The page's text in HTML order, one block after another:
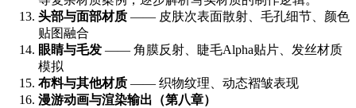
头部与面部材质 —— 皮肤次表面散射、毛孔细节、颜色
贴图融合
眼睛与毛发 —— 角膜反射、睫毛Alpha贴片、发丝材质
模拟
布料与其他材质 —— 织物纹理、动态褶皱表现
漫游动画与渲染输出（第八章）